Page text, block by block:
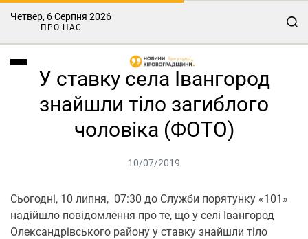
Четвер, 6 Серпня 2026
ПРО НАС
У ставку села Івангород
знайшли тіло загиблого
чоловіка (ФОТО)
10/07/2019
Сьогодні, 10 липня, 07:30 до Служби порятунку «101»
надійшло повідомлення про те, що у селі Івангород
Олександрівського району у ставку знайшли тіло